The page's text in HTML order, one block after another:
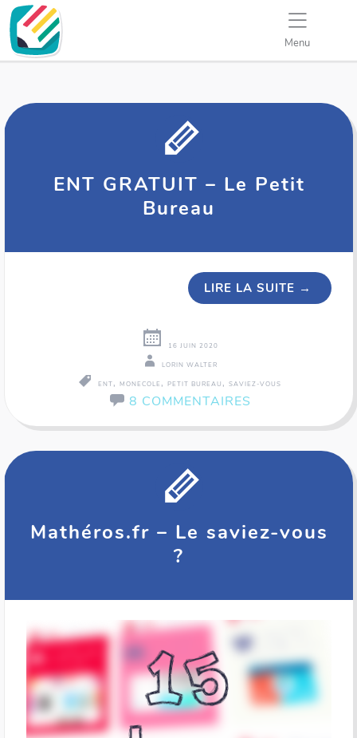
Menu
ENT GRATUIT – Le Petit
Bureau
LIRE LA SUITE →
16 JUIN 2020
LORIN WALTER
ENT, MONECOLE , PETIT BUREAU , SAVIEZ-VOUS
8 COMMENTAIRES
Mathéros.fr – Le saviez-vous
?